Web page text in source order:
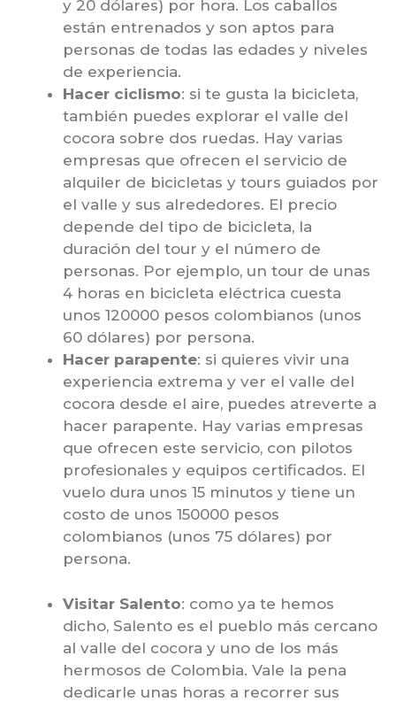
y 20 dólares) por hora. Los caballos
están entrenados y son aptos para
personas de todas las edades y niveles
de experiencia.
Hacer ciclismo: si te gusta la bicicleta,
también puedes explorar el valle del
cocora sobre dos ruedas. Hay varias
empresas que ofrecen el servicio de
alquiler de bicicletas y tours guiados por
el valle y sus alrededores. El precio
depende del tipo de bicicleta, la
duración del tour y el número de
personas. Por ejemplo, un tour de unas
4 horas en bicicleta eléctrica cuesta
unos 120000 pesos colombianos (unos
60 dólares) por persona.
Hacer parapente: si quieres vivir una
experiencia extrema y ver el valle del
cocora desde el aire, puedes atreverte a
hacer parapente. Hay varias empresas
que ofrecen este servicio, con pilotos
profesionales y equipos certificados. El
vuelo dura unos 15 minutos y tiene un
costo de unos 150000 pesos
colombianos (unos 75 dólares) por
persona.
Visitar Salento: como ya te hemos
dicho, Salento es el pueblo más cercano
al valle del cocora y uno de los más
hermosos de Colombia. Vale la pena
dedicarle unas horas a recorrer sus